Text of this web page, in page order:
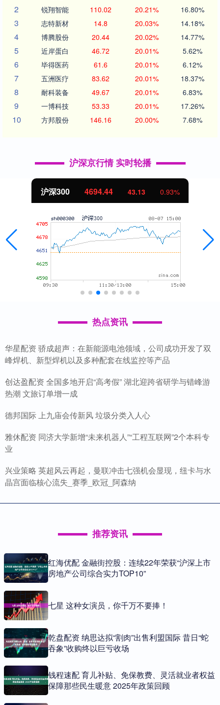
2 锐翔智能 110.02 20.21% 16.80%
3 志特新材 14.8 20.03% 14.18%
4 博腾股份 20.44 20.02% 14.77%
5 近岸蛋白 46.72 20.01% 5.62%
6 毕得医药 61.6 20.01% 6.12%
7 五洲医疗 83.62 20.01% 18.37%
8 耐科装备 49.67 20.01% 6.83%
9 一博科技 53.33 20.01% 17.26%
10 方邦股份 146.16 20.00% 7.68%
沪深京行情 实时轮播
北证50 1134.24 11.37 1.01%
热点资讯
华星配资 骄成超声：在新能源电池领域，公司成功开发了双
峰焊机、新型焊机以及多种配套在线监控等产品
创达盈配资 全国多地开启“高考假” 湖北迎跨省研学与错峰游
热潮 文旅订单增一成
德邦国际 上九庙会传新风 垃圾分类入人心
雅休配资 同济大学新增“未来机器人”“工程互联网”2个本科专
业
兴业策略 英超风云再起，曼联冲击七强机会显现，纽卡与水
晶宫面临核心流失_赛季_欧冠_阿森纳
推荐资讯
红海优配 金融街控股：连续22年荣获“沪深上市
房地产公司综合实力TOP10”
七星 这种女演员，你千万不要捧！
乾盘配资 纳思达拟“割肉”出售利盟国际 昔日“蛇
吞象”收购终以巨亏收场
钱程速配 育儿补贴、免保教费、灵活就业者权益
保障那些民生暖意 2025年政策回顾